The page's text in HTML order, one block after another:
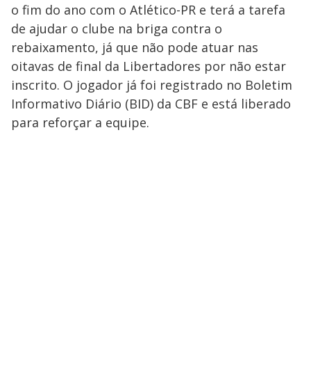
o fim do ano com o Atlético-PR e terá a tarefa
de ajudar o clube na briga contra o
rebaixamento, já que não pode atuar nas
oitavas de final da Libertadores por não estar
inscrito. O jogador já foi registrado no Boletim
Informativo Diário (BID) da CBF e está liberado
para reforçar a equipe.